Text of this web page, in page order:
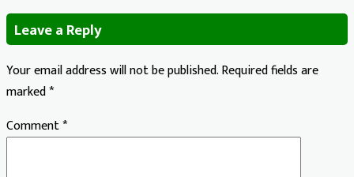
Leave a Reply
Your email address will not be published.Required fields are
marked*
Comment*